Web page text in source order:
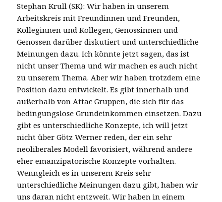
Stephan Krull (SK): Wir haben in unserem
Arbeitskreis mit Freundinnen und Freunden,
Kolleginnen und Kollegen, Genossinnen und
Genossen darüber diskutiert und unterschiedliche
Meinungen dazu. Ich könnte jetzt sagen, das ist
nicht unser Thema und wir machen es auch nicht
zu unserem Thema. Aber wir haben trotzdem eine
Position dazu entwickelt. Es gibt innerhalb und
außerhalb von Attac Gruppen, die sich für das
bedingungslose Grundeinkommen einsetzen. Dazu
gibt es unterschiedliche Konzepte, ich will jetzt
nicht über Götz Werner reden, der ein sehr
neoliberales Modell favorisiert, während andere
eher emanzipatorische Konzepte vorhalten.
Wenngleich es in unserem Kreis sehr
unterschiedliche Meinungen dazu gibt, haben wir
uns daran nicht entzweit. Wir haben in einem